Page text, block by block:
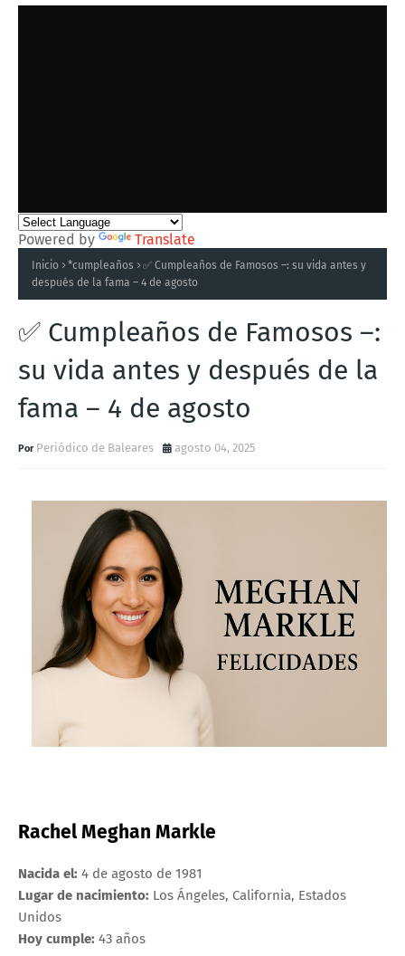
Powered by Translate
Inicio *cumpleaños
✅ Cumpleaños de Famosos –: su vida antes y
después de la fama – 4 de agosto
✅ Cumpleaños de Famosos –:
su vida antes y después de la
fama – 4 de agosto
Periódico de Baleares agosto 04, 2025
Rachel Meghan Markle
Nacida el: 4 de agosto de 1981
Lugar de nacimiento: Los Ángeles, California, Estados
Unidos
Hoy cumple: 43 años